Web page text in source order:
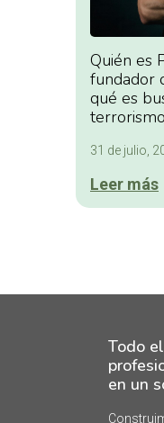
Quién es
fundador
qué es
terrorismo
31 de julio,
Leer más
Todo
en un